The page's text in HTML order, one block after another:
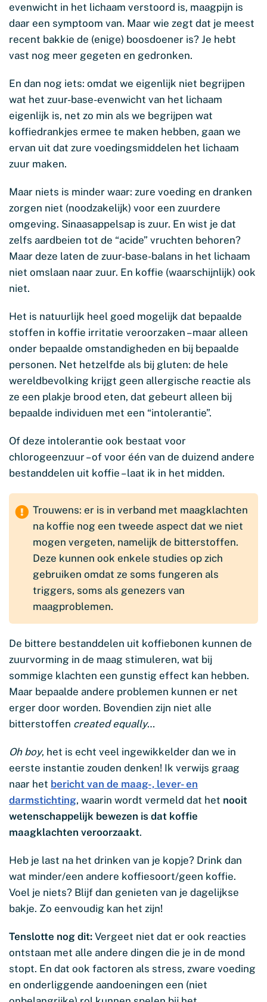
evenwicht in het lichaam verstoord is, maagpijn is
daar een symptoom van. Maar wie zegt dat je meest
recent bakkie de (enige) boosdoener is? Je hebt
vast nog meer gegeten en gedronken.
En dan nog iets: omdat we eigenlijk niet begrijpen
wat het zuur-base-evenwicht van het lichaam
eigenlijk is, net zo min als we begrijpen wat
koffiedrankjes ermee te maken hebben, gaan we
ervan uit dat zure voedingsmiddelen het lichaam
zuur maken.
Maar niets is minder waar: zure voeding en dranken
zorgen niet (noodzakelijk) voor een zuurdere
omgeving. Sinaasappelsap is zuur. En wist je dat
zelfs aardbeien tot de “acide” vruchten behoren?
Maar deze laten de zuur-base-balans in het lichaam
niet omslaan naar zuur. En koffie (waarschijnlijk) ook
niet.
Het is natuurlijk heel goed mogelijk dat bepaalde
stoffen in koffie irritatie veroorzaken – maar alleen
onder bepaalde omstandigheden en bij bepaalde
personen. Net hetzelfde als bij gluten: de hele
wereldbevolking krijgt geen allergische reactie als
ze een plakje brood eten, dat gebeurt alleen bij
bepaalde individuen met een “intolerantie”.
Of deze intolerantie ook bestaat voor
chlorogeenzuur – of voor één van de duizend andere
bestanddelen uit koffie – laat ik in het midden.
Trouwens: er is in verband met maagklachten
na koffie nog een tweede aspect dat we niet
mogen vergeten, namelijk de bitterstoffen.
Deze kunnen ook enkele studies op zich
gebruiken omdat ze soms fungeren als
triggers, soms als genezers van
maagproblemen.
De bittere bestanddelen uit koffiebonen kunnen de
zuurvorming in de maag stimuleren, wat bij
sommige klachten een gunstig effect kan hebben.
Maar bepaalde andere problemen kunnen er net
erger door worden. Bovendien zijn niet alle
bitterstoffen created equally…
Oh boy, het is echt veel ingewikkelder dan we in
eerste instantie zouden denken! Ik verwijs graag
naar het bericht van de maag-, lever- en
darmstichting, waarin wordt vermeld dat het nooit
wetenschappelijk bewezen is dat koffie
maagklachten veroorzaakt.
Heb je last na het drinken van je kopje? Drink dan
wat minder/een andere koffiesoort/geen koffie.
Voel je niets? Blijf dan genieten van je dagelijkse
bakje. Zo eenvoudig kan het zijn!
Tenslotte nog dit: Vergeet niet dat er ook reacties
ontstaan met alle andere dingen die je in de mond
stopt. En dat ook factoren als stress, zware voeding
en onderliggende aandoeningen een (niet